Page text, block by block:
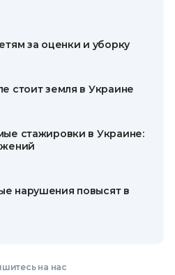
за оценки и уборку
стоит земля в Украине
стажировки в Украине:
нарушения повысят в
на нас